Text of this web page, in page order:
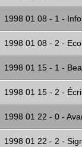
1998 01 08 - 1 -
1998 01 08 - 2 -
1998 01 15 - 1 -
1998 01 15 - 2 -
1998 01 22 - 0 -
1998 01 22 - 2 -